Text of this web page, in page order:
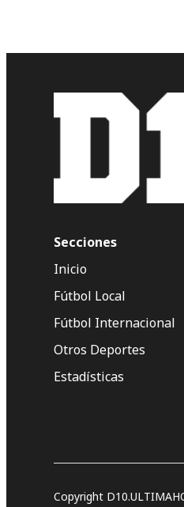
Secciones
Inicio
Fútbol Local
Fútbol Internacional
Otros Deportes
Estadísticas
Copyright